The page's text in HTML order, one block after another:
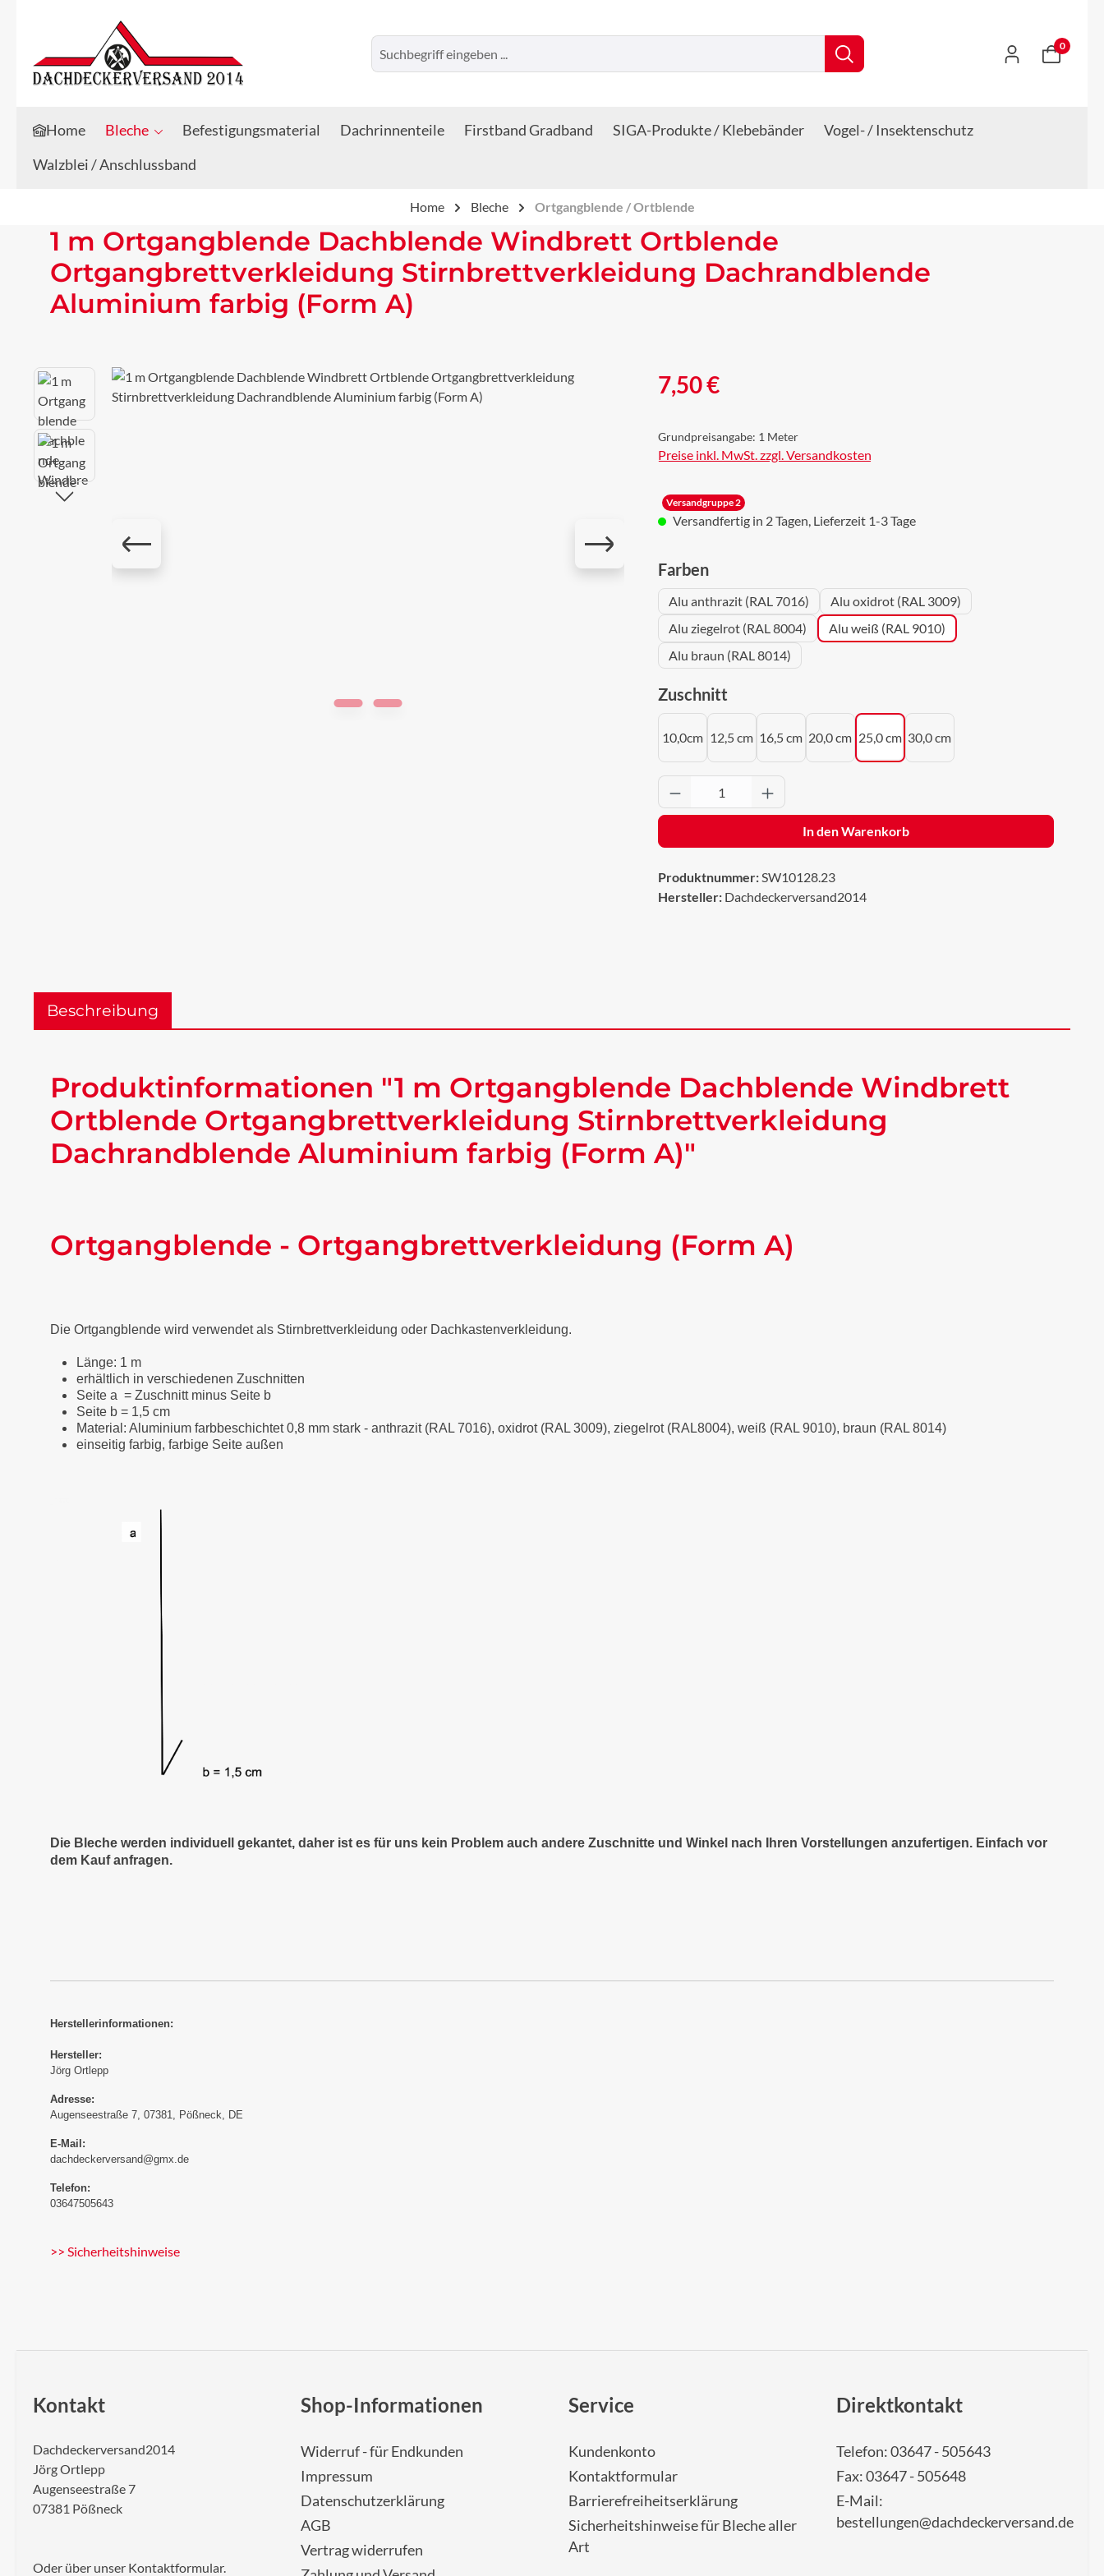
Zum Hauptinhalt springen
Zur Suche springen
0
Home Bleche Befestigungsmaterial Dachrinnenteile Firstband Gradband SIGA-Produkte / Klebebänder
Vogel- / Insektenschutz
Walzblei / Anschlussband
Home Bleche Ortgangblende / Ortblende
1 m Ortgangblende Dachblende Windbrett Ortblende
Ortgangbrettverkleidung Stirnbrettverkleidung Dachrandblende
Aluminium farbig (Form A)
Bildergalerie überspringen Regulärer Preis:
7,50 €
Grundpreisangabe: 1 Meter
Preise inkl. MwSt. zzgl. Versandkosten
Versandgruppe 2
Versandfertig in 2 Tagen, Lieferzeit 1-3 Tage
Farbenauswählen
Alu anthrazit (RAL 7016)
Alu oxidrot (RAL 3009)
Alu ziegelrot (RAL 8004)
Alu weiß (RAL 9010)
Alu braun (RAL 8014)
Zuschnittauswählen
10,0cm 12,5 cm 16,5 cm 20,0 cm 25,0 cm 30,0 cm
Produkt Anzahl: Gib den gewünschten Wert ein
In den Warenkorb
Produktnummer:SW10128.23
Hersteller: Dachdeckerversand2014
Beschreibung
Produktinformationen "1 m Ortgangblende Dachblende Windbrett
Ortblende Ortgangbrettverkleidung Stirnbrettverkleidung
Dachrandblende Aluminium farbig (Form A)"
Ortgangblende - Ortgangbrettverkleidung (Form A)
Die Ortgangblende wird verwendet als Stirnbrettverkleidung oder Dachkastenverkleidung.
Länge: 1 m
erhältlich in verschiedenen Zuschnitten
Seite a = Zuschnitt minus Seite b
Seite b = 1,5 cm
Material: Aluminium farbbeschichtet 0,8 mm stark - anthrazit (RAL 7016), oxidrot (RAL 3009), ziegelrot (RAL8004), weiß (RAL 9010), braun (RAL 8014)
einseitig farbig, farbige Seite außen
Die Bleche werden individuell gekantet, daher ist es für uns kein Problem auch andere Zuschnitte und Winkel nach Ihren Vorstellungen anzufertigen. Einfach vor
dem Kauf anfragen.
Herstellerinformationen:
Hersteller:
Jörg Ortlepp
Adresse:
Augenseestraße 7, 07381, Pößneck, DE
E-Mail:
dachdeckerversand@gmx.de
Telefon:
03647505643
>> Sicherheitshinweise
Kontakt
Dachdeckerversand2014
Jörg Ortlepp
Augenseestraße 7
07381 Pößneck
Oder über unser Kontaktformular.
Shop-Informationen
Widerruf - für Endkunden
Impressum
Datenschutzerklärung
AGB
Vertrag widerrufen
Service
Kundenkonto
Kontaktformular
Barrierefreiheitserklärung
Sicherheitshinweise für Bleche aller
Art
Direktkontakt
Telefon: 03647 - 505643
Fax: 03647 - 505648
E-Mail:
bestellungen@dachdeckerversand.de